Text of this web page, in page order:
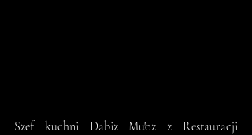
Szef kuchni Dabiz Mu'oz z Restauracji